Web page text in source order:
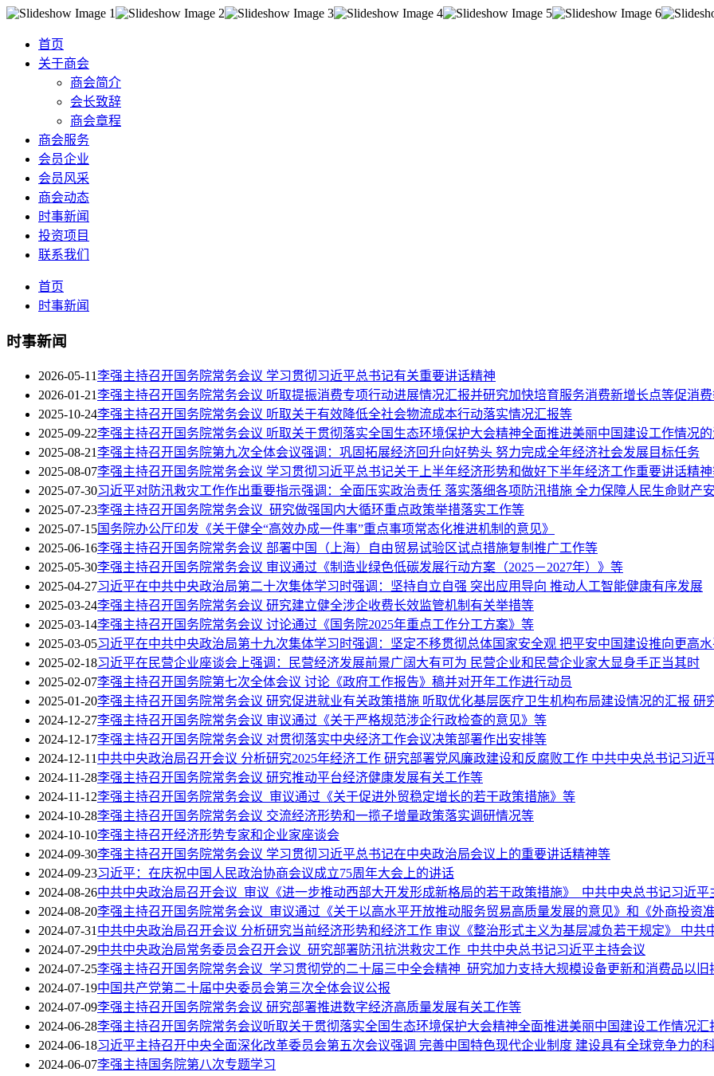
首页
关于商会
商会简介
会长致辞
商会章程
商会服务
会员企业
会员风采
商会动态
时事新闻
投资项目
联系我们
首页
时事新闻
时事新闻
2026-05-11李强主持召开国务院常务会议 学习贯彻习近平总书记有关重要讲话精神
2026-01-21李强主持召开国务院常务会议 听取提振消费专项行动进展情况汇报并研究加快培育服务消费新增长点等促消
2025-10-24李强主持召开国务院常务会议 听取关于有效降低全社会物流成本行动落实情况汇报等
2025-09-22李强主持召开国务院常务会议 听取关于贯彻落实全国生态环境保护大会精神全面推进美丽中国建设工作情况
2025-08-21李强主持召开国务院第九次全体会议强调：巩固拓展经济回升向好势头 努力完成全年经济社会发展目标任务
2025-08-07李强主持召开国务院常务会议 学习贯彻习近平总书记关于上半年经济形势和做好下半年经济工作重要讲话精
2025-07-30习近平对防汛救灾工作作出重要指示强调：全面压实政治责任 落实落细各项防汛措施 全力保障人民生命财产
2025-07-23李强主持召开国务院常务会议 研究做强国内大循环重点政策举措落实工作等
2025-07-15国务院办公厅印发《关于健全“高效办成一件事”重点事项常态化推进机制的意见》
2025-06-16李强主持召开国务院常务会议 部署中国（上海）自由贸易试验区试点措施复制推广工作等
2025-05-30李强主持召开国务院常务会议 审议通过《制造业绿色低碳发展行动方案（2025－2027年）》等
2025-04-27习近平在中共中央政治局第二十次集体学习时强调：坚持自立自强 突出应用导向 推动人工智能健康有序发展
2025-03-24李强主持召开国务院常务会议 研究建立健全涉企收费长效监管机制有关举措等
2025-03-14李强主持召开国务院常务会议 讨论通过《国务院2025年重点工作分工方案》等
2025-03-05习近平在中共中央政治局第十九次集体学习时强调：坚定不移贯彻总体国家安全观 把平安中国建设推向更高
2025-02-18习近平在民营企业座谈会上强调：民营经济发展前景广阔大有可为 民营企业和民营企业家大显身手正当其时
2025-02-07李强主持召开国务院第七次全体会议 讨论《政府工作报告》稿并对开年工作进行动员
2025-01-20李强主持召开国务院常务会议 研究促进就业有关政策措施 听取优化基层医疗卫生机构布局建设情况的汇报 研
2024-12-27李强主持召开国务院常务会议 审议通过《关于严格规范涉企行政检查的意见》等
2024-12-17李强主持召开国务院常务会议 对贯彻落实中央经济工作会议决策部署作出安排等
2024-12-11中共中央政治局召开会议 分析研究2025年经济工作 研究部署党风廉政建设和反腐败工作 中共中央总书记习近
2024-11-28李强主持召开国务院常务会议 研究推动平台经济健康发展有关工作等
2024-11-12李强主持召开国务院常务会议 审议通过《关于促进外贸稳定增长的若干政策措施》等
2024-10-28李强主持召开国务院常务会议 交流经济形势和一揽子增量政策落实调研情况等
2024-10-10李强主持召开经济形势专家和企业家座谈会
2024-09-30李强主持召开国务院常务会议 学习贯彻习近平总书记在中央政治局会议上的重要讲话精神等
2024-09-23习近平：在庆祝中国人民政治协商会议成立75周年大会上的讲话
2024-08-26中共中央政治局召开会议 审议《进一步推动西部大开发形成新格局的若干政策措施》 中共中央总书记习近平
2024-08-20李强主持召开国务院常务会议 审议通过《关于以高水平开放推动服务贸易高质量发展的意见》和《外商投资
2024-07-31中共中央政治局召开会议 分析研究当前经济形势和经济工作 审议《整治形式主义为基层减负若干规定》 中共
2024-07-29中共中央政治局常务委员会召开会议 研究部署防汛抗洪救灾工作 中共中央总书记习近平主持会议
2024-07-25李强主持召开国务院常务会议 学习贯彻党的二十届三中全会精神 研究加力支持大规模设备更新和消费品以
2024-07-19中国共产党第二十届中央委员会第三次全体会议公报
2024-07-09李强主持召开国务院常务会议 研究部署推进数字经济高质量发展有关工作等
2024-06-28李强主持召开国务院常务会议听取关于贯彻落实全国生态环境保护大会精神全面推进美丽中国建设工作情况汇
2024-06-18习近平主持召开中央全面深化改革委员会第五次会议强调 完善中国特色现代企业制度 建设具有全球竞争力的
2024-06-07李强主持国务院第八次专题学习